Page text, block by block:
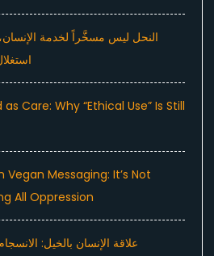
النحل ليس مسخَّراً لخدمة
Care: Why “Ethical Use” Is Still
Messaging: It’s Not
All Oppression
علاقة الإنسان بالخيل: